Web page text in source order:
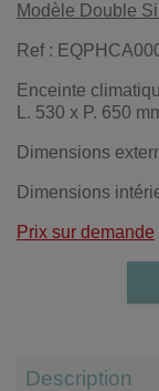
Modèle Double
Ref :
Enceinte
L. 530 x P. 650
Dimensions
Dimensions
Prix sur demande
Description